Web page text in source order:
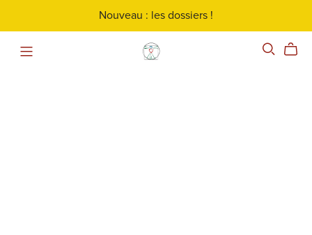
Nouveau : les dossiers !